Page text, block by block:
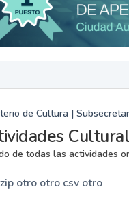
de Cultura |
de todas las actividades
zip otro otro csv otro